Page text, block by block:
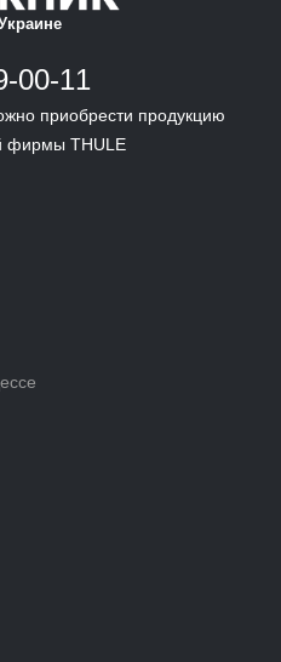
00-11
приобрести продукцию
фирмы THULE